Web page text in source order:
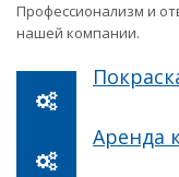
Профессионализм и
нашей компании.
Аренда